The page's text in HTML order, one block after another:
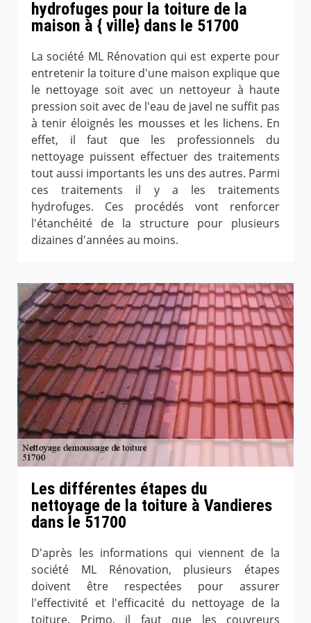
hydrofuges pour la toiture de la
maison à { ville} dans le 51700
La société ML Rénovation qui est experte pour
entretenir la toiture d'une maison explique que
le nettoyage soit avec un nettoyeur à haute
pression soit avec de l'eau de javel ne suffit pas
à tenir éloignés les mousses et les lichens. En
effet, il faut que les professionnels du
nettoyage puissent effectuer des traitements
tout aussi importants les uns des autres. Parmi
ces traitements il y a les traitements
hydrofuges. Ces procédés vont renforcer
l'étanchéité de la structure pour plusieurs
dizaines d'années au moins.
Les différentes étapes du
nettoyage de la toiture à Vandieres
dans le 51700
D'après les informations qui viennent de la
société ML Rénovation, plusieurs étapes
doivent être respectées pour assurer
l'effectivité et l'efficacité du nettoyage de la
toiture. Primo, il faut que les couvreurs